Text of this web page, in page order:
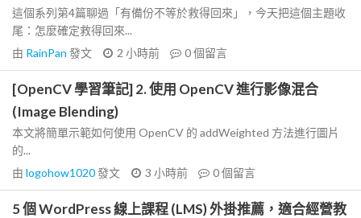
這個系列第4篇聊過「有備份不等於救得回來」，今天把這個主題收
尾：怎麼確定救得回來...
由 RainPan 發文 2 小時前 0個留言
[OpenCV 學習筆記] 2. 使用 OpenCV 進行影像混合
(Image Blending)
本文將簡單示範如何使用 OpenCV 的 addWeighted 方法進行圖片
的...
由 logohow1020發文 3 小時前 0個留言
5 個 WordPress 線上課程 (LMS) 外掛推薦，適合經營教